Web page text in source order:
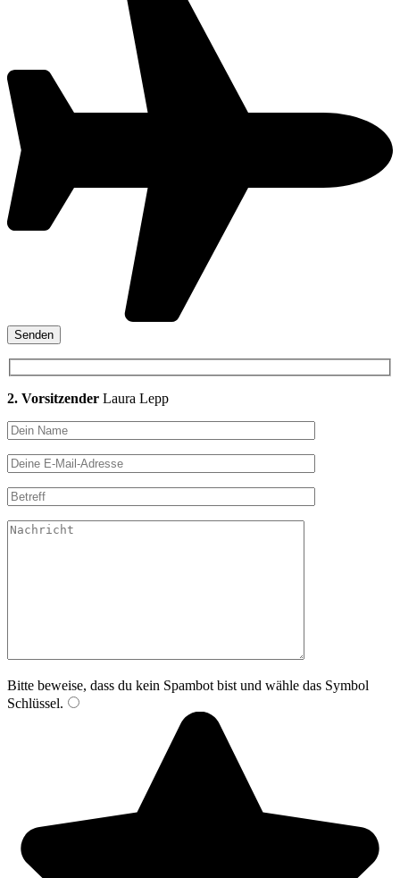
2. Vorsitzender Laura Lepp
Bitte lasse dieses Feld leer.
Bitte beweise, dass du kein Spambot bist und wähle das Symbol
Schlüssel.